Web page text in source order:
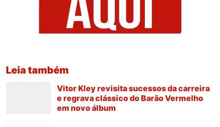
Leia também
Vitor Kley revisita sucessos da carreira
e regrava clássico do Barão Vermelho
em novo álbum